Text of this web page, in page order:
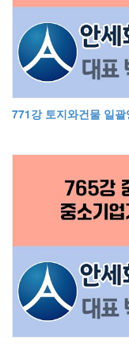
771강 토지와건물 일